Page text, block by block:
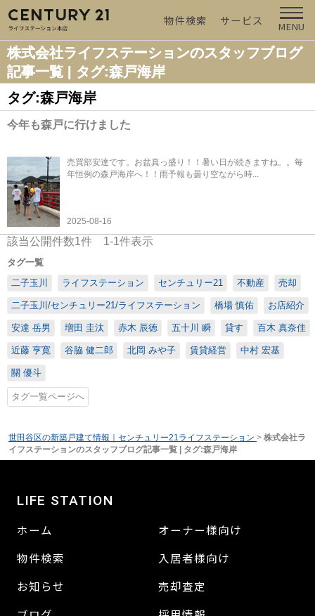
物件検索 サービス MENU
株式会社ライフステーションのスタッフブログ
記事一覧 | タグ:森戸海岸
タグ:森戸海岸
今年も森戸に行けました
売買部安達です。お盆真っ盛り！！暑い日が続きますね。。毎
年恒例の森戸海岸へ！！雨予報も曇り空ながら時...
2025-08-16
該当公開件数1件 1-1件表示
タグ一覧
二子玉川
ライフステーション センチュリー21 不動産 売却
二子玉川/センチュリー21/ライフステーション 橋場 慎佑 お店紹介
安達 岳男 増田 圭汰 赤木 辰徳 五十川 瞬 貸す 百木 真奈佳
近藤 亨寛 谷脇 健二郎 北岡 みや子 賃貸経営 中村 宏基
關 優斗
タグ一覧ページへ
世田谷区の新築戸建て情報｜センチュリー21ライフステーション > 株式会社ラ
イフステーションのスタッフブログ記事一覧 | タグ:森戸海岸
LIFE STATION
ホーム
物件検索
お知らせ
オーナー様向け
入居者様向け
売却査定